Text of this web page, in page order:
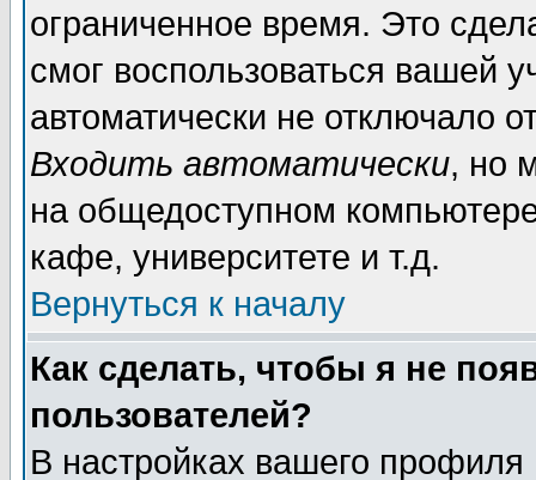
ограниченное время. Это
смог воспользоваться вашей
автоматически не отключало
Входить автоматически, но
на общедоступном
кафе, университете и т.д.
Вернуться к началу
Как сделать, чтобы я не
пользователей?
В настройках вашего